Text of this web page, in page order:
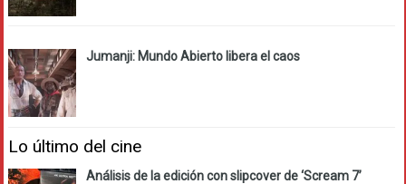
Jumanji: Mundo Abierto libera el caos
Lo último del cine
Análisis de la edición con slipcover de ‘Scream 7’